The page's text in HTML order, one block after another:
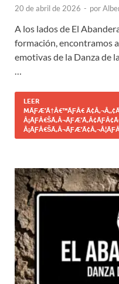
20 de abril de 2026 - por
A los lados de El
formación, encontramos
emotivas de la Danza de
…
LEER
MÃƑÆ’Ã†Â€™ÃƑÂ€